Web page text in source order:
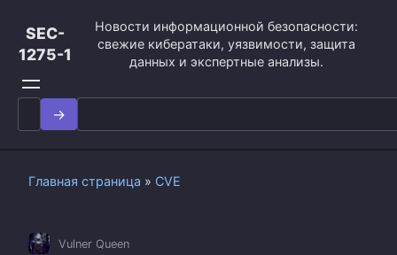
контенту
SEC-
1275-1
Новости информационной безопасности:
свежие кибератаки, уязвимости, защита
данных и экспертные анализы.
Search
for:
Главная страница » CVE
Vulner Queen